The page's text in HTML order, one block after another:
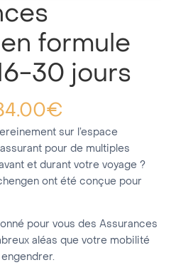
formule
30 jours
€
sur l’espace
pour de multiples
et durant votre voyage ?
ont été conçue pour
pour vous des Assurances
aléas que votre mobilité